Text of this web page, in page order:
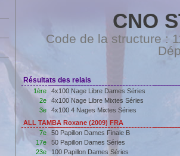
CNO
Code de la structure :
Résultats des relais
1ère
4x100 Nage Libre Dames Séries
2e
4x100 Nage Libre Mixtes Séries
3e
4x100 4 Nages Mixtes Séries
ALL TAMBA Roxane (2009) FRA
7e
50 Papillon Dames Finale B
17e
50 Papillon Dames Séries
23e
100 Papillon Dames Séries